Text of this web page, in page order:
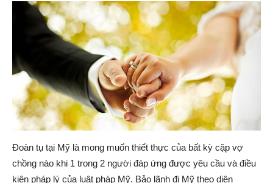
Mỹ
|
Member
Đoàn tụ tại Mỹ là mong muốn thiết thực của bất kỳ cặp vợ
chồng nào khi 1 trong 2 người đáp ứng được yêu cầu và điều
kiện pháp lý của luật pháp Mỹ. Bảo lãnh đi Mỹ theo diện